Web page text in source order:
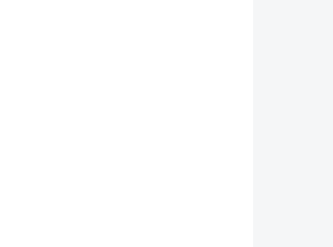
3-mapper.dtd">